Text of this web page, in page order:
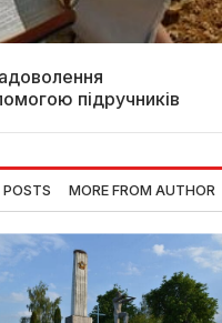
підручників
POSTS MORE FROM AUTHOR